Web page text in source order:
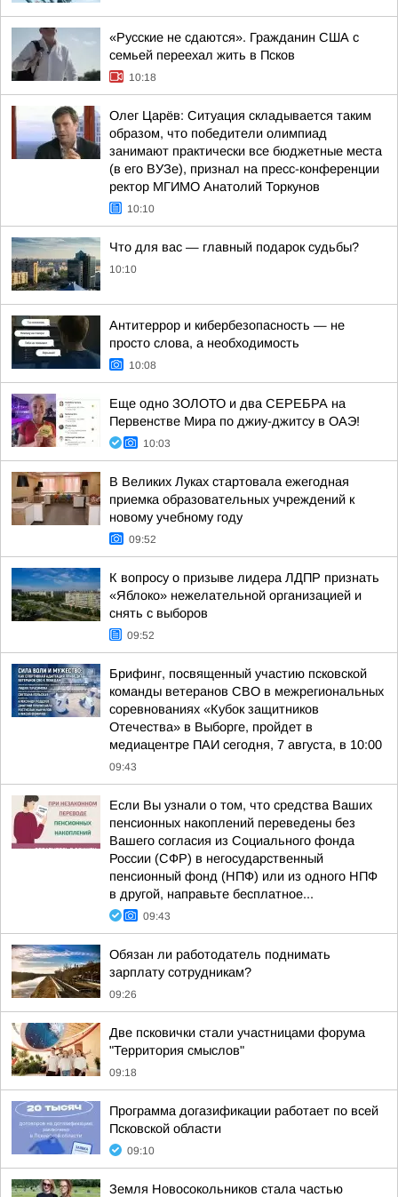
«Русские не сдаются». Гражданин США с
семьей переехал жить в Псков
10:18
Олег Царёв: Ситуация складывается таким
образом, что победители олимпиад
занимают практически все бюджетные места
(в его ВУЗе), признал на пресс-конференции
ректор МГИМО Анатолий Торкунов
10:10
Что для вас — главный подарок судьбы?
10:10
Антитеррор и кибербезопасность — не
просто слова, а необходимость
10:08
Еще одно ЗОЛОТО и два СЕРЕБРА на
Первенстве Мира по джиу-джитсу в ОАЭ!
10:03
В Великих Луках стартовала ежегодная
приемка образовательных учреждений к
новому учебному году
09:52
К вопросу о призыве лидера ЛДПР признать
«Яблоко» нежелательной организацией и
снять с выборов
09:52
Брифинг, посвященный участию псковской
команды ветеранов СВО в межрегиональных
соревнованиях «Кубок защитников
Отечества» в Выборге, пройдет в
медиацентре ПАИ сегодня, 7 августа, в 10:00
09:43
Если Вы узнали о том, что средства Ваших
пенсионных накоплений переведены без
Вашего согласия из Социального фонда
России (СФР) в негосударственный
пенсионный фонд (НПФ) или из одного НПФ
в другой, направьте бесплатное...
09:43
Обязан ли работодатель поднимать
зарплату сотрудникам?
09:26
Две псковички стали участницами форума
"Территория смыслов"
09:18
Программа догазификации работает по всей
Псковской области
09:10
Земля Новосокольников стала частью